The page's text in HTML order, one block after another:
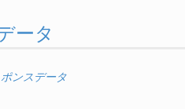
ータ
ンスデータ